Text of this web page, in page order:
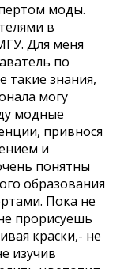
моды.
в
Для меня
по
такие знания,
могу
модные
привнося
и
понятны
образования
Пока не
прорисуешь
краски,- не
изучив